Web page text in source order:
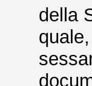
della